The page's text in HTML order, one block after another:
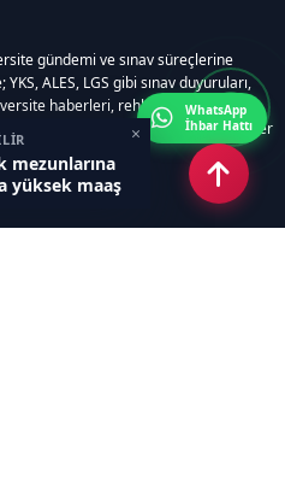
mezunlarına
yüksek maaş
×
gündemi ve sınav süreçlerine
ALES, LGS gibi sınav duyuruları,
haberleri, rehberlik içerikleri,
öğrenci yaşamına dair güncel bilgiler
WhatsApp
İhbar Hattı